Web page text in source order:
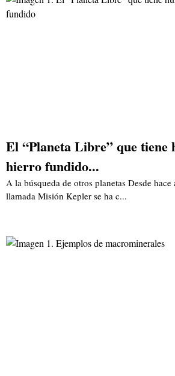
El “Planeta Libre” que tiene
hierro fundido...
A la búsqueda de otros planetas Desde hace
llamada Misión Kepler se ha c...